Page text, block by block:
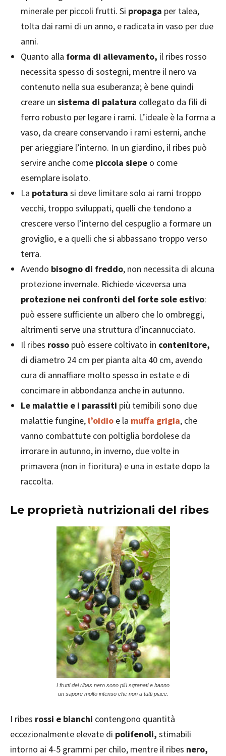
minerale per piccoli frutti. Si propaga per talea,
tolta dai rami di un anno, e radicata in vaso per due
anni.
Quanto alla forma di allevamento, il ribes rosso
necessita spesso di sostegni, mentre il nero va
contenuto nella sua esuberanza; è bene quindi
creare un sistema di palatura collegato da fili di
ferro robusto per legare i rami. L’ideale è la forma a
vaso, da creare conservando i rami esterni, anche
per arieggiare l’interno. In un giardino, il ribes può
servire anche come piccola siepe o come
esemplare isolato.
La potatura si deve limitare solo ai rami troppo
vecchi, troppo sviluppati, quelli che tendono a
crescere verso l’interno del cespuglio a formare un
groviglio, e a quelli che si abbassano troppo verso
terra.
Avendo bisogno di freddo, non necessita di alcuna
protezione invernale. Richiede viceversa una
protezione nei confronti del forte sole estivo:
può essere sufficiente un albero che lo ombreggi,
altrimenti serve una struttura d’incannucciato.
Il ribes rosso può essere coltivato in contenitore,
di diametro 24 cm per pianta alta 40 cm, avendo
cura di annaffiare molto spesso in estate e di
concimare in abbondanza anche in autunno.
Le malattie e i parassiti più temibili sono due
malattie fungine, l’oidio e la muffa grigia, che
vanno combattute con poltiglia bordolese da
irrorare in autunno, in inverno, due volte in
primavera (non in fioritura) e una in estate dopo la
raccolta.
Le proprietà nutrizionali del ribes
I frutti del ribes nero sono più sgranati e hanno
un sapore molto intenso che non a tutti piace.
I ribes rossi e bianchi contengono quantità
eccezionalmente elevate di polifenoli, stimabili
intorno ai 4-5 grammi per chilo, mentre il ribes nero,